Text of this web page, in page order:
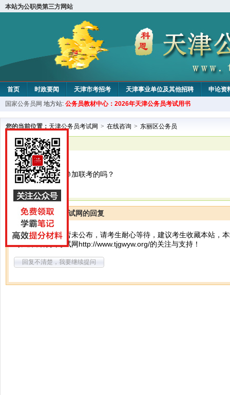
本站为公职类第三方网站
首页 时政要闻 天津市考招考 天津事业单位及其他招聘 申论资
教材中心
国家公务员网 地方站: 公务员教材中心：2026年天津公务员考试用书
您的当前位置： 天津公务员考试网 > 在线咨询 > 东丽区公务员
已解决
东丽区公务员
不是说今年天津参加联考的吗？
天津公务员考试网的回复
你好，最新公告暂未公布，请考生耐心等待，建议考生收藏本站，
对天津公务员考试网http://www.tjgwyw.org/的关注与支持！
回复不清楚，我要继续提问